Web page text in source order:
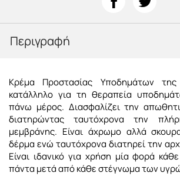
Περιγραφή
Κρέμα Προστασίας Υποδημάτων της
κατάλληλο για τη θεραπεία
πάνω μέρος. Διασφαλίζει την
διατηρώντας ταυτόχρονα την
μεμβράνης. Είναι άχρωμο αλλά
δέρμα ενώ ταυτόχρονα διατηρεί την
Είναι ιδανικό για χρήση μία φορά
πάντα μετά από κάθε στέγνωμα των